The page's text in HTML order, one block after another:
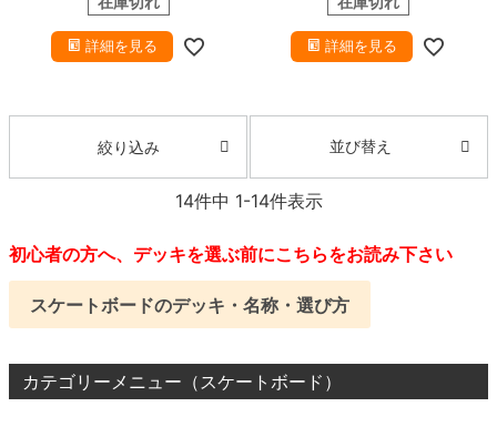
詳細を見る 詳細を見る
絞り込み 並び替え
14件中 1-14件表示
初心者の方へ、デッキを選ぶ前にこちらをお読み下さい
スケートボードのデッキ・名称・選び方
カテゴリーメニュー（スケートボード）